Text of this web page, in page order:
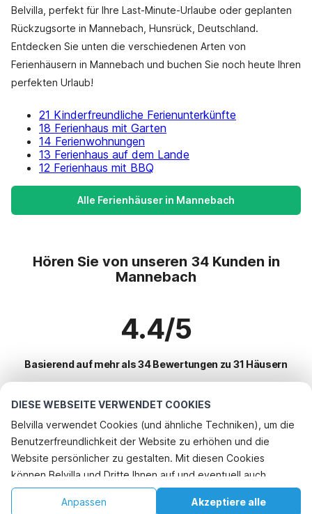
DIESE WEBSEITE VERWENDET COOKIES
Belvilla verwendet Cookies (und ähnliche Techniken), um die
Benutzerfreundlichkeit der Website zu erhöhen und die
Website persönlicher zu gestalten. Mit diesen Cookies
können Belvilla und Dritte Ihnen auf und eventuell auch
außerhalb unserer Website folgen, um Werbung Ihren
Interessen anzupassen und das Teilen von Informationen über
Akzeptiere alle
Anpassen
Belvilla, perfekt für Ihre Last-Minute-Urlaube oder geplanten
Rückzugsorte in Mannebach, Hunsrück, Deutschland.
Entdecken Sie unten die verschiedenen Arten von
Ferienhäusern in Mannebach und buchen Sie noch heute Ihren
perfekten Urlaub!
21 Kinderfreundliche Ferienunterkünfte
18 Ferienhaus mit Garten
14 Ferienwohnungen
13 Ferienhaus auf dem Lande
12 Ferienhaus mit BBQ
Alle Ferienhäuser in Mannebach
Hören Sie von unseren 34 Kunden in
Mannebach
4.4/5
Basierend auf mehr als 34 Bewertungen zu 31 Häusern
Beliebteste Reiseziele für Urlaub
Top-Städte mit Top-Annehmlichkeiten für den Urlaub
Kinderfreundliche Ferienunterkünfte bleialf
Kinderfreundliche Ferienunterkünfte oberlascheid
Kinderfreundliche Ferienunterkünfte olmscheid
Beliebte Ausstattungen für Urlaub in Mannebach
Kinderfreundliche Ferienunterkünfte
Beliebte Städte für den Urlaub in Hunsruck